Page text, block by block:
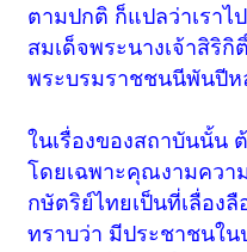
ตามปกติ ก็แปลว่าเราไ
สมเด็จพระนางเจ้าสิริ
พระบรมราชชนนีพันปีห
ในเรื่องของสถาบันนั้น
โดยเฉพาะคุณงามควา
กษัตริย์ไทยเป็นที่เลื่อง
ทราบว่า มีประชาชนใ